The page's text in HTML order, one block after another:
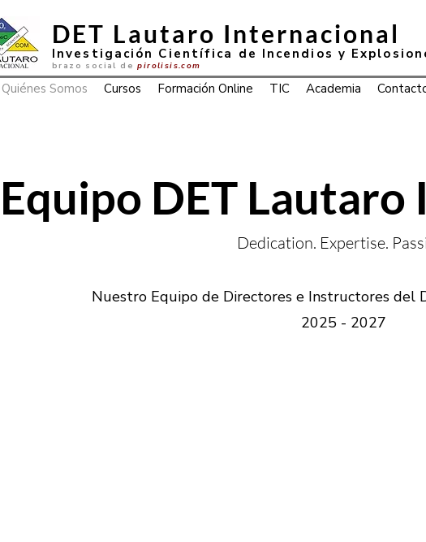
DET Lautaro Internacional
Investigación Científica de Incendios y
brazo social depirolisis.com
Quiénes Somos Cursos Formación Online TIC Academia
Equipo DET
Dedication. Expertise.
Nuestro Equipo de Directores e Instructores del
2025 - 2027